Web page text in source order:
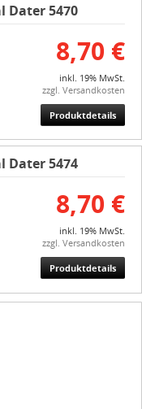
Dater 5470
8,70 €
inkl. 19% MwSt.
zzgl. Versandkosten
Produktdetails
Dater 5474
8,70 €
inkl. 19% MwSt.
zzgl. Versandkosten
Produktdetails